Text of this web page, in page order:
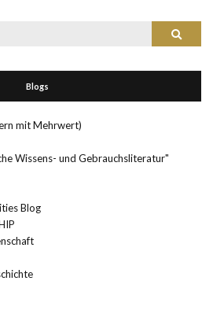
Suchen
Blogs
mit Mehrwert)
Wissens- und Gebrauchsliteratur"
Blog